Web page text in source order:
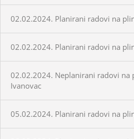
02.02.2024. Planirani radovi na
02.02.2024. Planirani radovi na
02.02.2024. Neplanirani radovi na
Ivanovac
05.02.2024. Planirani radovi na